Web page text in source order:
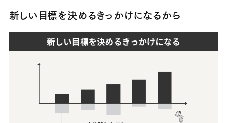
新しい目標を決めるきっかけになるから